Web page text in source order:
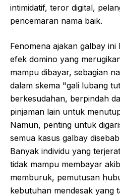
intimidatif, teror digital,
pencemaran nama baik.
Fenomena ajakan galbay
efek domino yang
mampu dibayar, sebagian
dalam skema "gali lubang
berkesudahan, berpindah
pinjaman lain untuk
Namun, penting untuk
semua kasus galbay
Banyak individu yang
tidak mampu membayar
memburuk, pemutusan
kebutuhan mendesak yang